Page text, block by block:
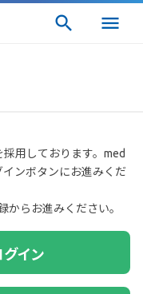
用しております。med
ンボタンにお進みくだ
からお進みください。